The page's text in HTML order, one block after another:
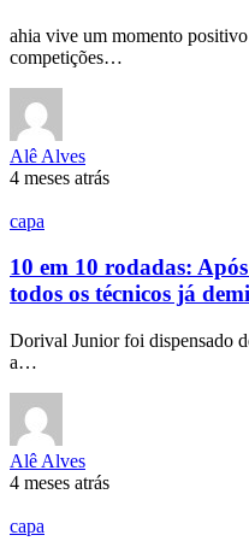
ahia vive um momento
competições…
Alê Alves
4 meses atrás
capa
10 em 10 rodadas:
todos os técnicos já
Dorival Junior foi dispensado
a…
Alê Alves
4 meses atrás
capa